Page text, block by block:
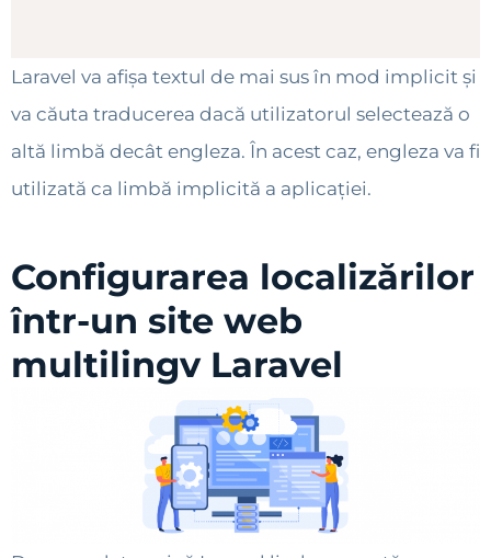
Laravel va afișa textul de mai sus în mod implicit și
va căuta traducerea dacă utilizatorul selectează o
altă limbă decât engleza. În acest caz, engleza va fi
utilizată ca limbă implicită a aplicației.
Configurarea localizărilor
într-un site web
multilingv Laravel